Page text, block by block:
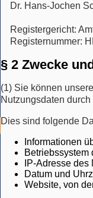
Dr. Hans-Jochen
Registergericht:
Registernummer:
§ 2 Zwecke
(1) Sie können
Nutzungsdaten
Dies sind folgende
Informationen
Betriebssystem
IP-Adresse des
Datum und
Website, von